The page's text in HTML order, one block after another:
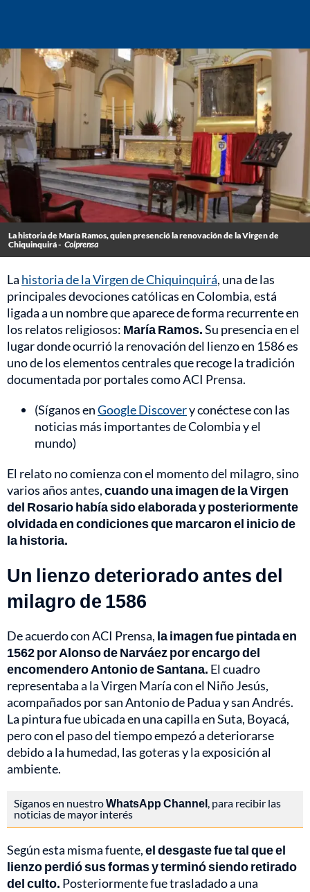
La historia de María Ramos, quien presenció la renovación de la Virgen de
Chiquinquirá - Colprensa
La historia de la Virgen de Chiquinquirá, una de las
principales devociones católicas en Colombia, está
ligada a un nombre que aparece de forma recurrente en
los relatos religiosos: María Ramos.Su presencia en el
lugar donde ocurrió la renovación del lienzo en 1586 es
uno de los elementos centrales que recoge la tradición
documentada por portales como ACI Prensa.
(Síganos enGoogle Discovery conéctese con las
noticias más importantes de Colombia y el
mundo)
El relato no comienza con el momento del milagro, sino
varios años antes,cuando una imagen de la Virgen
del Rosario había sido elaborada y posteriormente
olvidada en condiciones que marcaron el inicio de
la historia.
Un lienzo deteriorado antes del
milagro de 1586
De acuerdo con ACI Prensa, la imagen fue pintada en
1562 por Alonso de Narváez por encargo del
encomendero Antonio de Santana. El cuadro
representaba a la Virgen María con el Niño Jesús,
acompañados por san Antonio de Padua y san Andrés.
La pintura fue ubicada en una capilla en Suta, Boyacá,
pero con el paso del tiempo empezó a deteriorarse
debido a la humedad, las goteras y la exposición al
ambiente.
Síganos en nuestroWhatsApp Channel, para recibir las
noticias de mayor interés
Según esta misma fuente,el desgaste fue tal que el
lienzo perdió sus formas y terminó siendo retirado
del culto. Posteriormente fue trasladado a una